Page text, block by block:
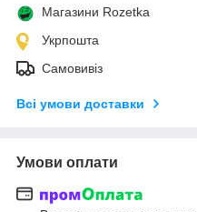
Магазини Rozetka
Укрпошта
Самовивіз
Всі умови доставки
Умови оплати